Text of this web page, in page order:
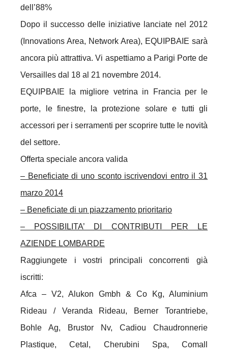
dell’88%
Dopo il successo delle iniziative lanciate nel 2012
(Innovations Area, Network Area), EQUIPBAIE sarà
ancora più attrattiva. Vi aspettiamo a Parigi Porte de
Versailles dal 18 al 21 novembre 2014.
EQUIPBAIE la migliore vetrina in Francia per le
porte, le finestre, la protezione solare e tutti gli
accessori per i serramenti per scoprire tutte le novità
del settore.
Offerta speciale ancora valida
– Beneficiate di uno sconto iscrivendovi entro il 31
marzo 2014
– Beneficiate di un piazzamento prioritario
– POSSIBILITA’ DI CONTRIBUTI PER LE
AZIENDE LOMBARDE
Raggiungete i vostri principali concorrenti già
iscritti:
Afca – V2, Alukon Gmbh & Co Kg, Aluminium
Rideau / Veranda Rideau, Berner Torantriebe,
Bohle Ag, Brustor Nv, Cadiou Chaudronnerie
Plastique, Cetal, Cherubini Spa, Comall